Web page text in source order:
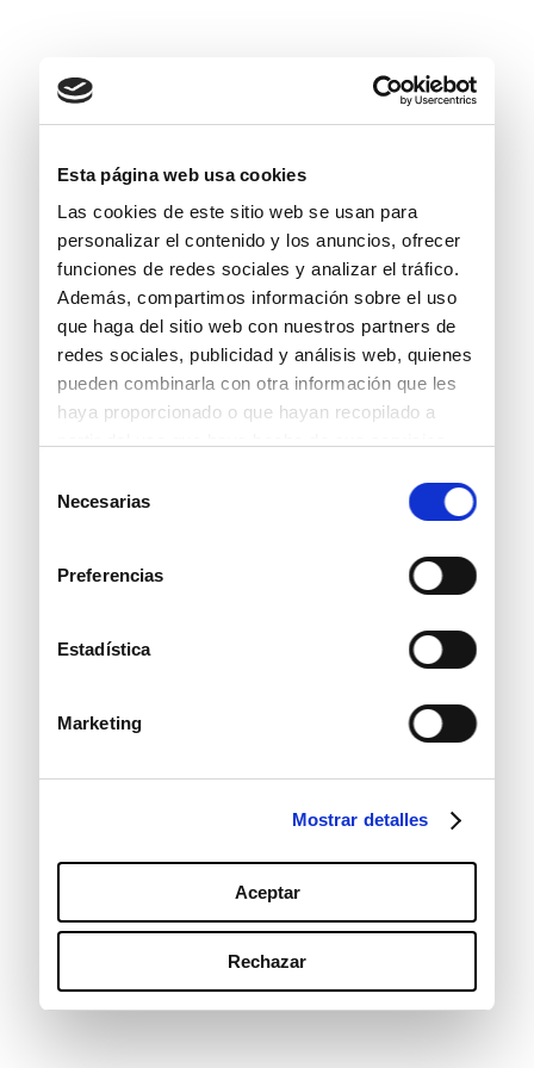
Esta página web usa cookies
Las cookies de este sitio web se usan para
personalizar el contenido y los anuncios, ofrecer
funciones de redes sociales y analizar el tráfico.
Además, compartimos información sobre el uso
que haga del sitio web con nuestros partners de
redes sociales, publicidad y análisis web, quienes
pueden combinarla con otra información que les
haya proporcionado o que hayan recopilado a
deNecesarias
Preferencias
Estadística
Marketing
Mostrar detalles
Aceptar
Rechazar